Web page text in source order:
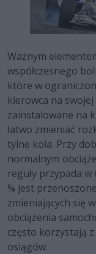
Ważnym
współczesnego
które w
kierowca na
zainstalowane na
łatwo zmieniać
tylne koła. Przy
normalnym
reguły przypada w
% jest
zmieniających się
obciążenia
często korzystają
osiągów.